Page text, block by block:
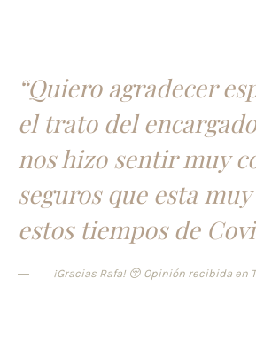
“Quiero agradecer
el trato del
nos hizo sentir muy
seguros que esta
estos tiempos de
¡Gracias Rafa! 😚 Opinión recibida en